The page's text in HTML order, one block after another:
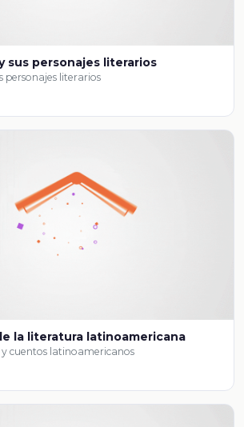
sus personajes literarios
personajes literarios
la literatura latinoamericana
y cuentos latinoamericanos